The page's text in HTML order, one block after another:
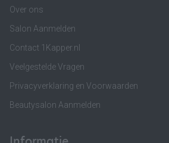
Over ons
Salon Aanmelden
Contact 1Kapper.nl
Veelgestelde Vragen
Privacyverklaring en Voorwaarden
Beautysalon Aanmelden